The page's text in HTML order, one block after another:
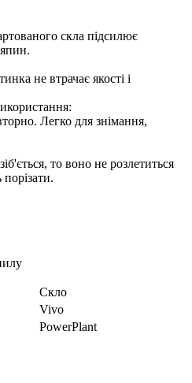
скла підсилює
не втрачає якості і
Легко для знімання,
то воно не розлетиться
Скло
Vivo
PowerPlant